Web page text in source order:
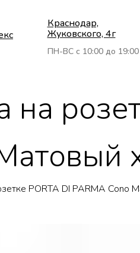
Краснодар,
Жуковского, 4г
ПН-ВС с 10:00 до 19:00
PORTA DI PARMA Cono